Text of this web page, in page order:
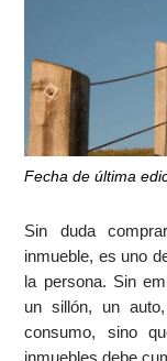
Fecha de última
Sin duda
inmueble, es uno
la persona. Sin
un sillón, un
consumo, sino
inmuebles debe